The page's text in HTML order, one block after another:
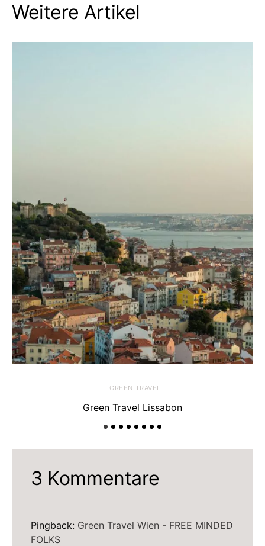
Weitere Artikel
- GREEN TRAVEL
Green Travel Lissabon
3 Kommentare
Pingback: Green Travel Wien - FREE MINDED
FOLKS